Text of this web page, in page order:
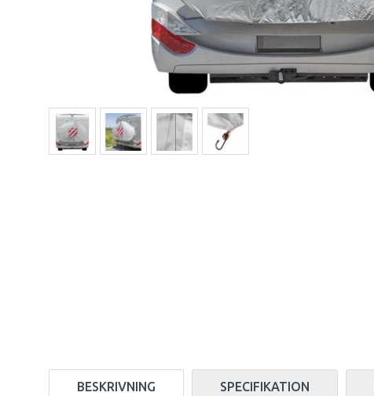
BESKRIVNING SPECIFIKATION